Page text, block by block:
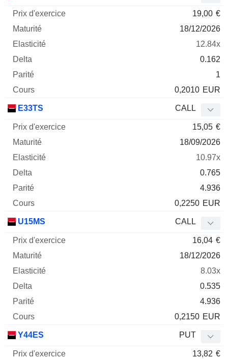
19,00 €
18/12/2026
12.84x
0.162
1
0,2010 EUR
E33TS CALL
15,05 €
18/09/2026
10.97x
0.765
4.936
0,2250 EUR
U15MS CALL
16,04 €
18/12/2026
8.03x
0.535
4.936
0,2150 EUR
Y44ES PUT
13,82 €